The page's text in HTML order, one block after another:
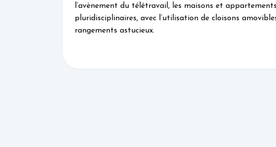
l’avènement du télétravail, les maisons et
pluridisciplinaires, avec l’utilisation de cloisons
rangements astucieux.